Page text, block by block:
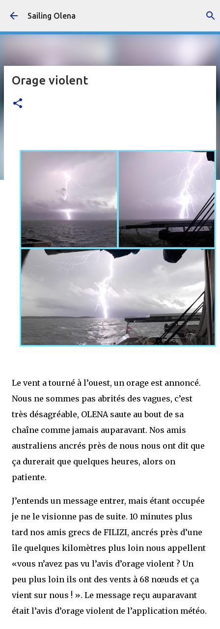
Sailing Olena
Orage violent
Le vent a tourné à l’ouest, un orage est annoncé.
Nous ne sommes pas abrités des vagues, c’est
très désagréable, OLENA saute au bout de sa
chaîne comme jamais auparavant. Nos amis
australiens ancrés près de nous nous ont dit que
ça durerait que quelques heures, alors on
patiente.
J’entends un message entrer, mais étant occupée
je ne le visionne pas de suite. 10 minutes plus
tard nos amis grecs de FILIZI, ancrés près d’une
île quelques kilomètres plus loin nous appellent
«vous n’avez pas vu l’avis d’orage violent ? Un
peu plus loin ils ont des vents à 68 nœuds et ça
vient sur nous ! ». Le message reçu auparavant
était l’avis d’orage violent de l’application météo.